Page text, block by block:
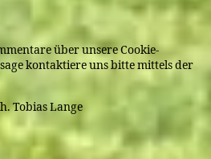
über unsere Cookie-
kontaktiere uns bitte mittels der
Tobias Lange